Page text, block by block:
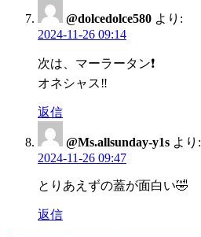
@dolcedolce580 より:
2024-11-26 09:14
次は、マーラータン❗️
オネシャス‼️
返信
@Ms.allsunday-y1s より:
2024-11-26 09:47
とりあえずの蓋が面白い🤣
返信